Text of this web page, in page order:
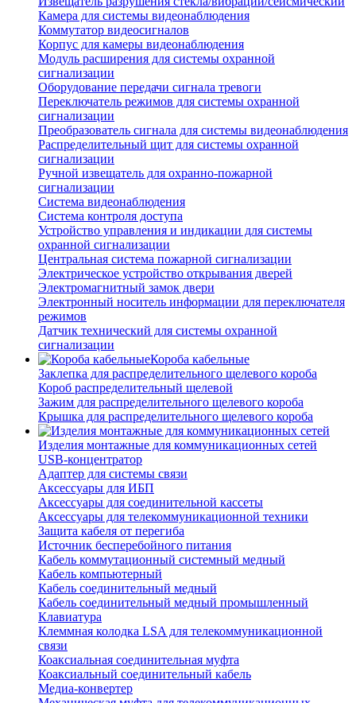
Камера для системы видеонаблюдения
Коммутатор видеосигналов
Корпус для камеры видеонаблюдения
Модуль расширения для системы охранной
сигнализации
Оборудование передачи сигнала тревоги
Переключатель режимов для системы охранной
сигнализации
Преобразователь сигнала для системы видеонаблюдения
Распределительный щит для системы охранной
сигнализации
Ручной извещатель для охранно-пожарной
сигнализации
Система видеонаблюдения
Система контроля доступа
Устройство управления и индикации для системы
охранной сигнализации
Центральная система пожарной сигнализации
Электрическое устройство открывания дверей
Электромагнитный замок двери
Электронный носитель информации для переключателя
режимов
Датчик технический для системы охранной
сигнализации
Короба кабельные
Заклепка для распределительного щелевого короба
Короб распределительный щелевой
Зажим для распределительного щелевого короба
Крышка для распределительного щелевого короба
Изделия монтажные для коммуникационных сетей
USB-концентратор
Адаптер для системы связи
Аксессуары для ИБП
Аксессуары для соединительной кассеты
Аксессуары для телекоммуникационной техники
Защита кабеля от перегиба
Источник бесперебойного питания
Кабель коммутационный системный медный
Кабель компьютерный
Кабель соединительный медный
Кабель соединительный медный промышленный
Клавиатура
Клеммная колодка LSA для телекоммуникационной
связи
Коаксиальная соединительная муфта
Коаксиальный соединительный кабель
Медиа-конвертер